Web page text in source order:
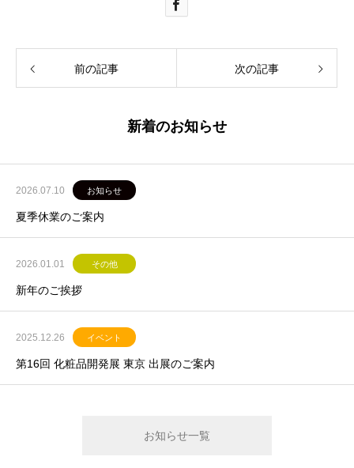
前の記事 次の記事
新着のお知らせ
2026.07.10 お知らせ
夏季休業のご案内
2026.01.01 その他
新年のご挨拶
2025.12.26 イベント
第16回 化粧品開発展 東京 出展のご案内
お知らせ一覧